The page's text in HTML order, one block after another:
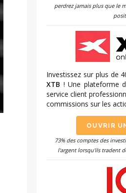
perdrez jamais plus que le
Investissez sur plus de
XTB ! Une plateforme
service client
commissions sur les
OUVRIR
73% des comptes des
l'argent lorsqu'ils tradent